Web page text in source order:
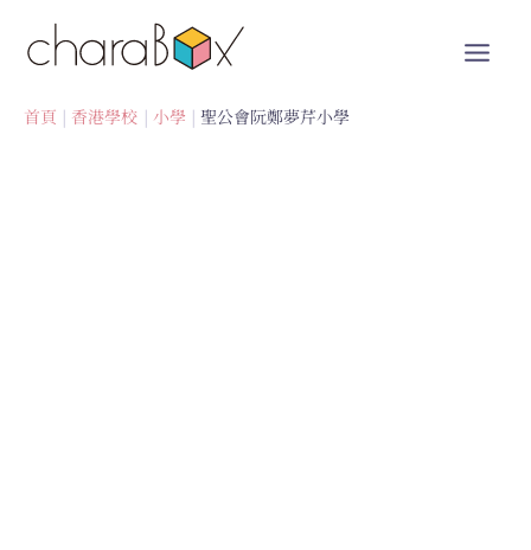
首頁 香港學校 小學 聖公會阮鄭夢芹小學